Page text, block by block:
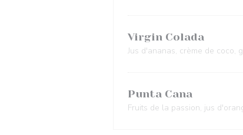
Virgin Colada
Jus d'ananas, crème de coco,
Punta Cana
Fruits de la passion, jus